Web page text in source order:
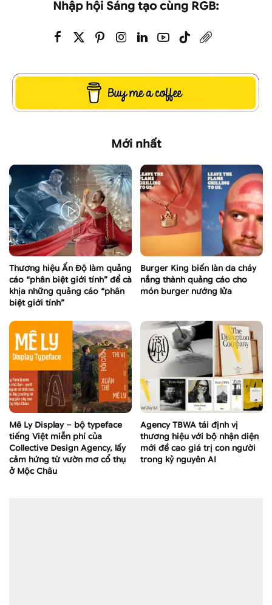
Nhập hội Sáng tạo cùng RGB:
Mới nhất
Thương hiệu Ấn Độ làm quảng
cáo “phân biệt giới tính” để cà
khịa những quảng cáo “phân
biệt giới tính”
Burger King biến làn da cháy
nắng thành quảng cáo cho
món burger nướng lửa
Mê Ly Display – bộ typeface
tiếng Việt miễn phí của
Collective Design Agency, lấy
cảm hứng từ vườn mơ cổ thụ
ở Mộc Châu
Agency TBWA tái định vị
thương hiệu với bộ nhận diện
mới đề cao giá trị con người
trong kỷ nguyên AI